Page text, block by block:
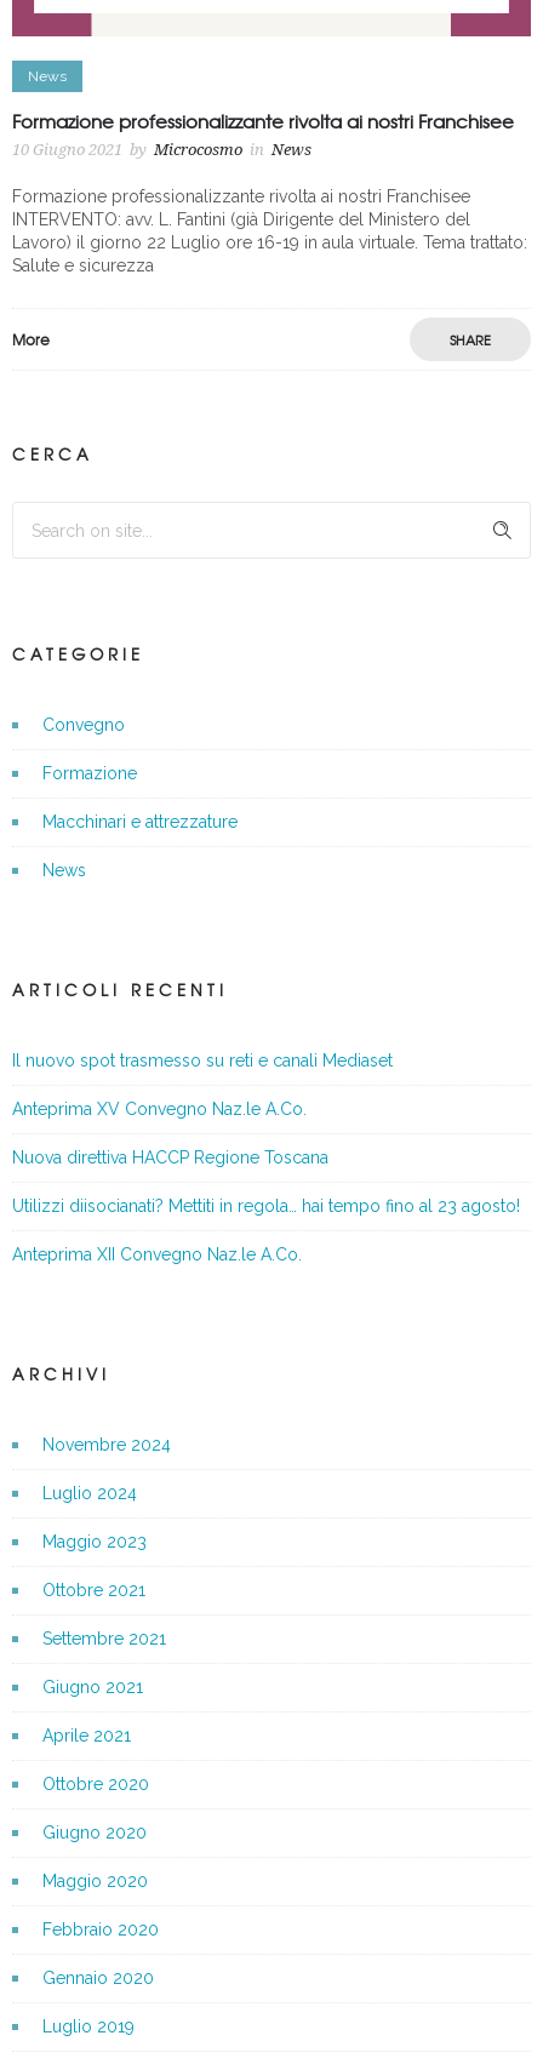
News
Formazione professionalizzante rivolta ai nostri Franchisee
10 Giugno 2021 by Microcosmo in News
Formazione professionalizzante rivolta ai nostri Franchisee
INTERVENTO: avv. L. Fantini (già Dirigente del Ministero del
Lavoro) il giorno 22 Luglio ore 16-19 in aula virtuale. Tema trattato:
Salute e sicurezza
More SHARE
CERCA
CATEGORIE
Convegno
Formazione
Macchinari e attrezzature
News
ARTICOLI RECENTI
Il nuovo spot trasmesso su reti e canali Mediaset
Anteprima XV Convegno Naz.le A.Co.
Nuova direttiva HACCP Regione Toscana
Utilizzi diisocianati? Mettiti in regola… hai tempo fino al 23 agosto!
Anteprima XII Convegno Naz.le A.Co.
ARCHIVI
Novembre 2024
Luglio 2024
Maggio 2023
Ottobre 2021
Settembre 2021
Giugno 2021
Aprile 2021
Ottobre 2020
Giugno 2020
Maggio 2020
Febbraio 2020
Gennaio 2020
Luglio 2019